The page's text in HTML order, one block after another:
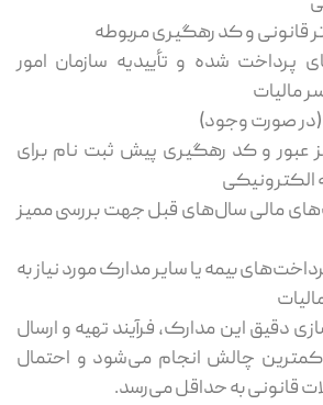
قانونی و کد رهگیری مربوطه
پرداخت ‌شده و تأییدیه سازمان امور
مالیات
(در صورت وجود)
عبور و کد رهگیری پیش ‌ثبت ‌نام برای
الکترونیکی
مالی سال‌های قبل جهت بررسی ممیز
بیمه یا سایر مدارک مورد نیاز به
دقیق این مدارک، فرآیند تهیه و ارسال
کمترین چالش انجام می‌شود و احتمال
قانونی به حداقل می‌رسد.